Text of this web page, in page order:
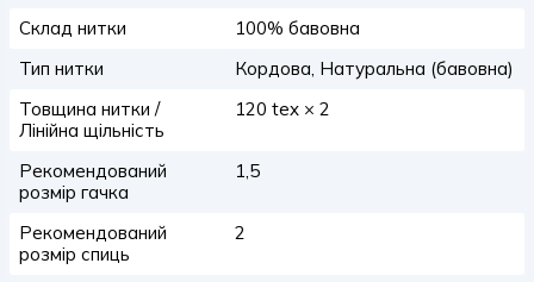
Склад нитки
100% бавовна
Тип нитки
Кордова, Натуральна (бавовна)
Товщина нитки /
Лінійна щільність
120 tex × 2
Рекомендований
розмір гачка
1,5
Рекомендований
розмір спиць
2